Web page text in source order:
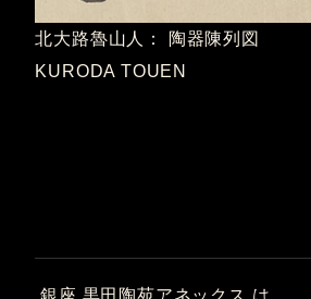
北大路魯山人： 陶器陳列図
KURODA TOUEN
銀座 黒田陶苑アネックス は、